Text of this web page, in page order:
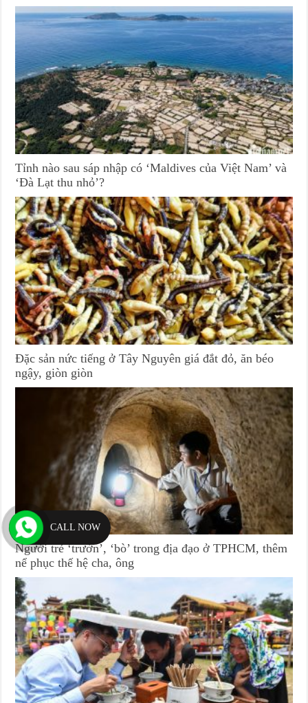
Tỉnh nào sau sáp nhập có ‘Maldives của Việt Nam’ và
‘Đà Lạt thu nhỏ’?
Đặc sản nức tiếng ở Tây Nguyên giá đắt đỏ, ăn béo
ngậy, giòn giòn
Người trẻ ‘trườn’, ‘bò’ trong địa đạo ở TPHCM, thêm
nể phục thế hệ cha, ông
CALL NOW